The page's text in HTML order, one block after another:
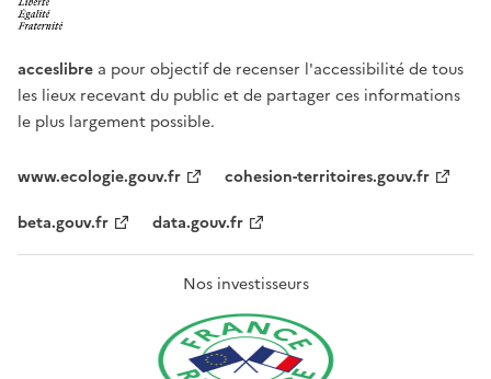
acceslibre a pour objectif de recenser l'accessibilité de tous
les lieux recevant du public et de partager ces informations
le plus largement possible.
www.ecologie.gouv.fr
cohesion-territoires.gouv.fr
beta.gouv.fr
data.gouv.fr
Nos investisseurs